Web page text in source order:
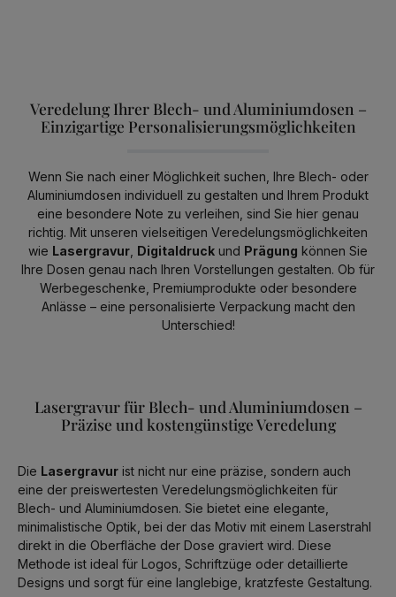
Veredelung Ihrer Blech- und Aluminiumdosen –
Einzigartige Personalisierungsmöglichkeiten
Wenn Sie nach einer Möglichkeit suchen, Ihre Blech- oder
Aluminiumdosen individuell zu gestalten und Ihrem Produkt
eine besondere Note zu verleihen, sind Sie hier genau
richtig. Mit unseren vielseitigen Veredelungsmöglichkeiten
wie Lasergravur Digitaldruck und Prägung können Sie
Ihre Dosen genau nach Ihren Vorstellungen gestalten. Ob für
Werbegeschenke, Premiumprodukte oder besondere
Anlässe – eine personalisierte Verpackung macht den
Unterschied!
Lasergravur für Blech- und Aluminiumdosen –
Präzise und kostengünstige Veredelung
Die Lasergravur ist nicht nur eine präzise, sondern auch
eine der preiswertesten Veredelungsmöglichkeiten für
Blech- und Aluminiumdosen. Sie bietet eine elegante,
minimalistische Optik, bei der das Motiv mit einem Laserstrahl
direkt in die Oberfläche der Dose graviert wird. Diese
Methode ist ideal für Logos, Schriftzüge oder detaillierte
Designs und sorgt für eine langlebige, kratzfeste Gestaltung.